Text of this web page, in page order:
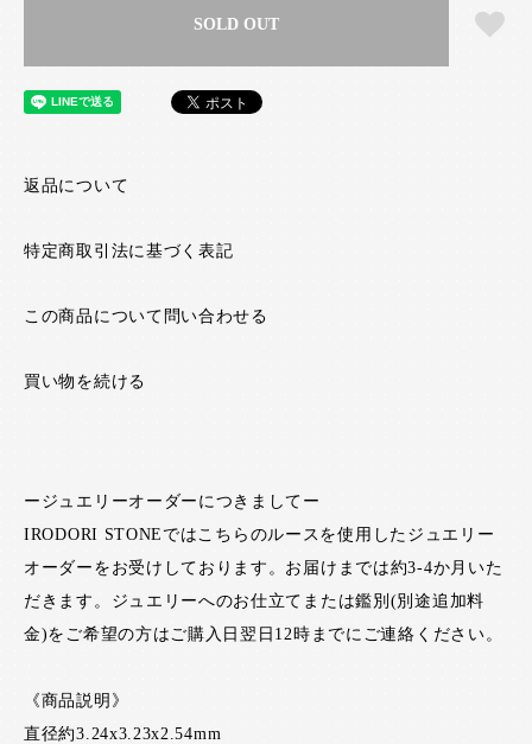
SOLD OUT
返品について
特定商取引法に基づく表記
この商品について問い合わせる
買い物を続ける
ージュエリーオーダーにつきましてー
IRODORI STONEではこちらのルースを使用したジュエリー
オーダーをお受けしております。お届けまでは約3-4か月いた
だきます。ジュエリーへのお仕立てまたは鑑別(別途追加料
金)をご希望の方はご購入日翌日12時までにご連絡ください。
《商品説明》
直径約3.24x3.23x2.54mm